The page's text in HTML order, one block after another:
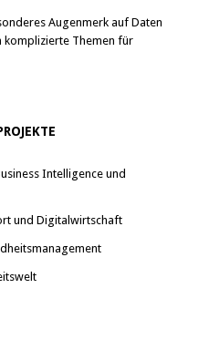
Augenmerk auf Daten
komplizierte Themen für
Intelligence und
und Digitalwirtschaft